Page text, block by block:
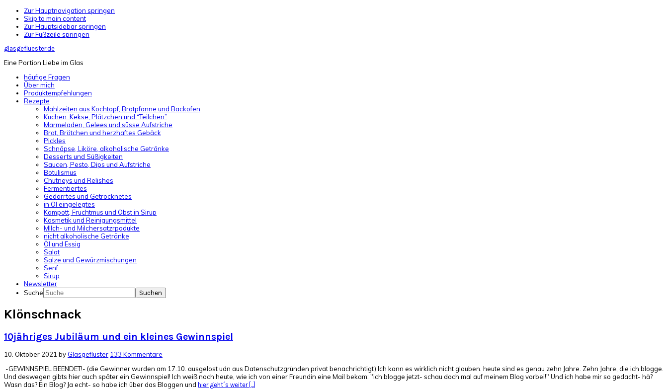
Zur Hauptnavigation springen
Skip to main content
Zur Hauptsidebar springen
Zur Fußzeile springen
glasgefluester.de
Eine Portion Liebe im Glas
häufige Fragen
Über mich
Produktempfehlungen
Rezepte
Mahlzeiten aus Kochtopf, Bratpfanne und Backofen
Kuchen. Kekse, Plätzchen und “Teilchen”
Marmeladen, Gelees und süsse Aufstriche
Brot, Brötchen und herzhaftes Gebäck
Pickles
Schnäpse, Liköre, alkoholische Getränke
Desserts und Süßigkeiten
Saucen, Pesto, Dips und Aufstriche
Botulismus
Chutneys und Relishes
Fermentiertes
Gedörrtes und Getrocknetes
in Öl eingelegtes
Kompott, Fruchtmus und Obst in Sirup
Kosmetik und Reinigungsmittel
MIlch- und Milchersatzrpodukte
nicht alkoholische Getränke
Öl und Essig
Salat
Salze und Gewürzmischungen
Senf
Sirup
Newsletter
Suche
Klönschnack
10jähriges Jubiläum und ein kleines Gewinnspiel
10. Oktober 2021 by Glasgeflüster 133 Kommentare
-GEWINNSPIEL BEENDET!- (die Gewinner wurden am 17.10. ausgelost udn aus Datenschutzgründen privat benachrichtigt) Ich kann es wirklich nicht glauben. heute sind es genau zehn Jahre. Zehn Jahre, die ich blogge.
Und deswegen gibts hier auch später ein Gewinnspiel! Ich weiß noch heute, wie ich von einer Freundin eine Mail bekam: "ich blogge jetzt- schau doch mal auf meinem Blog vorbei!" Und ich habe mir so gedacht- hä?
Wasn das? Ein Blog? Ja echt- so habe ich über das Bloggen und hier geht´s weiter [...]